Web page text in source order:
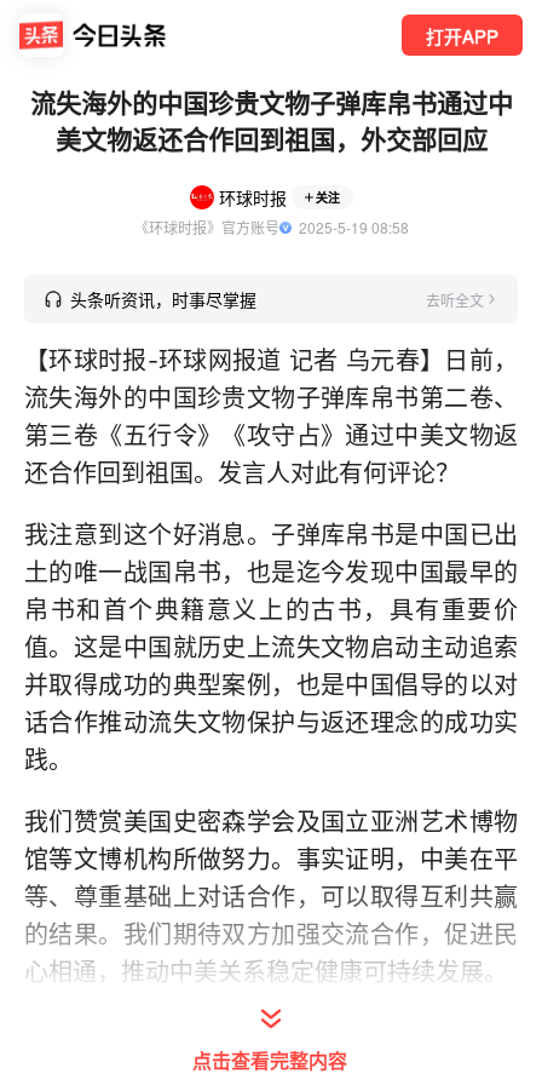
打开APP
流失海外的中国珍贵文物子弹库帛书通过中
美文物返还合作回到祖国，外交部回应
环球时报 关注
《环球时报》官方账号
  2025-5-19 08:58
头条听资讯，时事尽掌握 去听全文
【环球时报-环球网报道 记者 乌元春】日前，
流失海外的中国珍贵文物子弹库帛书第二卷、
第三卷《五行令》《攻守占》通过中美文物返
还合作回到祖国。发言人对此有何评论？
我注意到这个好消息。子弹库帛书是中国已出
土的唯一战国帛书，也是迄今发现中国最早的
帛书和首个典籍意义上的古书，具有重要价
值。这是中国就历史上流失文物启动主动追索
并取得成功的典型案例，也是中国倡导的以对
话合作推动流失文物保护与返还理念的成功实
践。
我们赞赏美国史密森学会及国立亚洲艺术博物
馆等文博机构所做努力。事实证明，中美在平
等、尊重基础上对话合作，可以取得互利共赢
的结果。我们期待双方加强交流合作，促进民
心相通，推动中美关系稳定健康可持续发展。
点击查看完整内容